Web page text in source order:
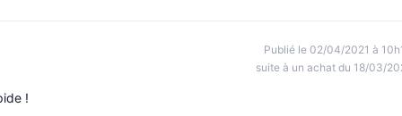
Publié le 02/04/2021 à
suite à un achat du 18/03/
!